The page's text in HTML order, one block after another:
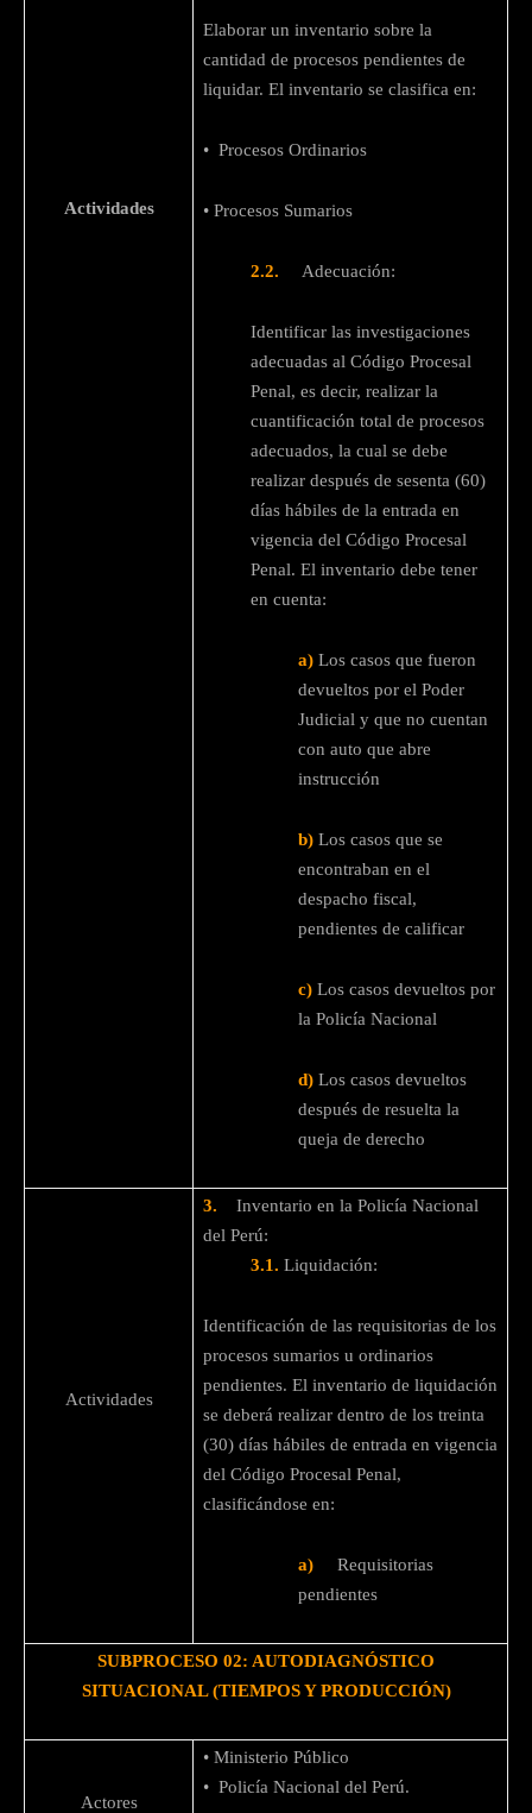
Actividades
Elaborar un inventario sobre la
cantidad de procesos pendientes de
liquidar. El inventario se clasifica en:
• Procesos Ordinarios
• Procesos Sumarios
2.2. Adecuación:
Identificar las investigaciones
adecuadas al Código Procesal
Penal, es decir, realizar la
cuantificación total de procesos
adecuados, la cual se debe
realizar después de sesenta (60)
días hábiles de la entrada en
vigencia del Código Procesal
Penal. El inventario debe tener
en cuenta:
a) Los casos que fueron
devueltos por el Poder
Judicial y que no cuentan
con auto que abre
instrucción
b) Los casos que se
encontraban en el
despacho fiscal,
pendientes de calificar
c) Los casos devueltos por
la Policía Nacional
d) Los casos devueltos
después de resuelta la
queja de derecho
Actividades
3. Inventario en la Policía Nacional
del Perú:
3.1. Liquidación:
Identificación de las requisitorias de los
procesos sumarios u ordinarios
pendientes. El inventario de liquidación
se deberá realizar dentro de los treinta
(30) días hábiles de entrada en vigencia
del Código Procesal Penal,
clasificándose en:
a) Requisitorias
pendientes
SUBPROCESO 02: AUTODIAGNÓSTICO
SITUACIONAL (TIEMPOS Y PRODUCCIÓN)
Actores
• Ministerio Público
• Policía Nacional del Perú.